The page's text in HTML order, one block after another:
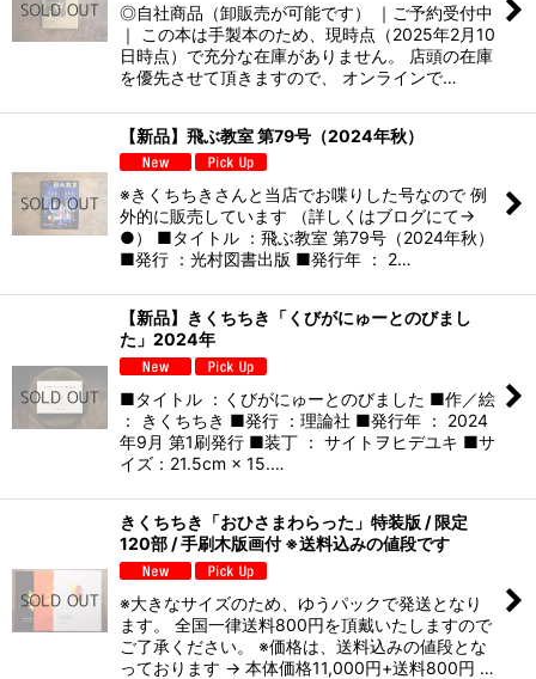
絞り込む
◎自社商品（卸販売が可能です） ｜ご予約受付中
｜ この本は手製本のため、現時点（2025年2月10
日時点）で充分な在庫がありません。 店頭の在庫
を優先させて頂きますので、 オンラインで…
【新品】飛ぶ教室 第79号（2024年秋）
※きくちちきさんと当店でお喋りした号なので 例
外的に販売しています （詳しくはブログにて→
●） ■タイトル ：飛ぶ教室 第79号（2024年秋）
■発行 ：光村図書出版 ■発行年 ： 2…
【新品】きくちちき「くびがにゅーとのびまし
た」2024年
■タイトル ：くびがにゅーとのびました ■作／絵
： きくちちき ■発行 ：理論社 ■発行年 ： 2024
年9月 第1刷発行 ■装丁 ： サイトヲヒデユキ ■サ
イズ：21.5cm × 15.…
きくちちき「おひさまわらった」特装版 / 限定
120部 / 手刷木版画付 ※送料込みの値段です
※大きなサイズのため、ゆうパックで発送となり
ます。 全国一律送料800円を頂戴いたしますので
ご了承ください。 ※価格は、送料込みの値段とな
っております → 本体価格11,000円+送料800円 …